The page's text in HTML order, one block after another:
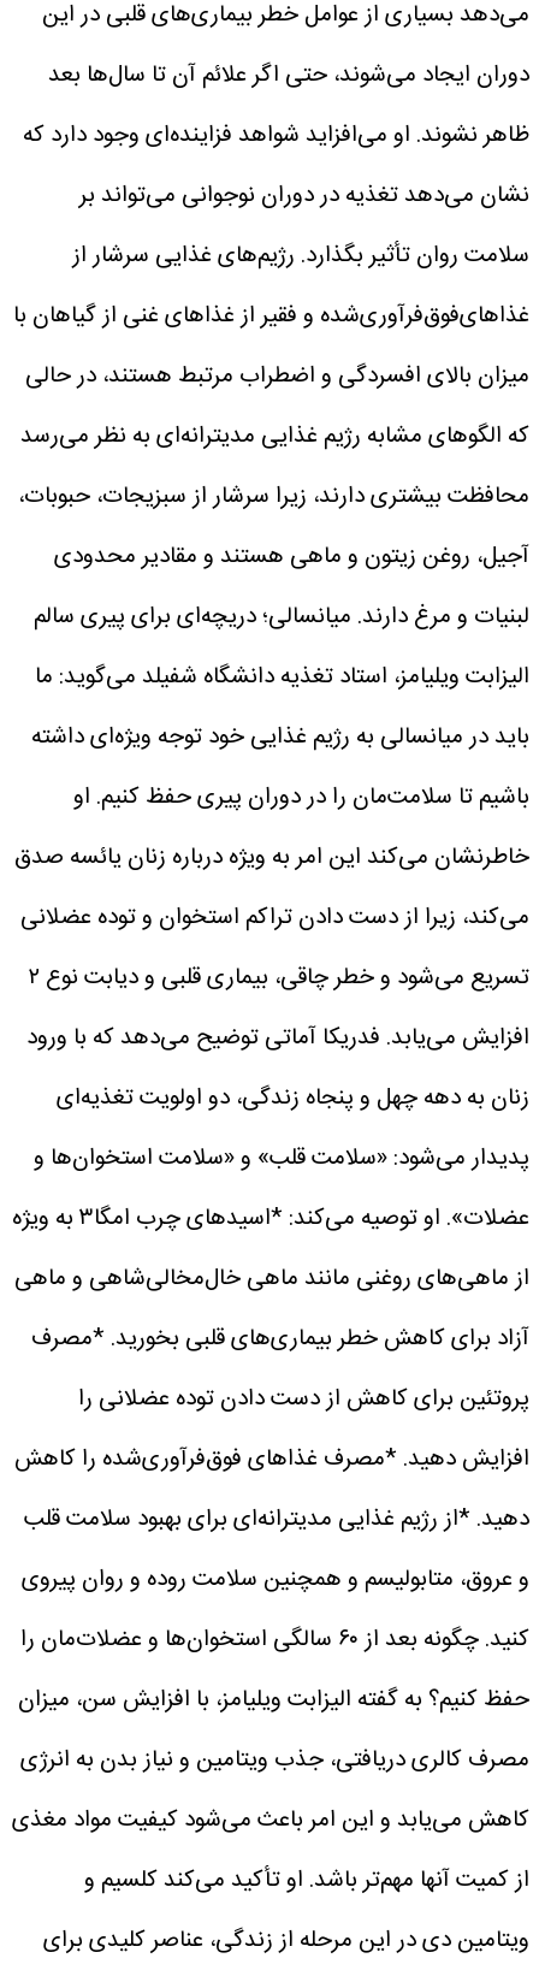
می‌دهد بسیاری از عوامل خطر بیماری‌های قلبی در این
دوران ایجاد می‌شوند، حتی اگر علائم آن تا سال‌ها بعد
ظاهر نشوند. او می‌افزاید شواهد فزاینده‌ای وجود دارد که
نشان می‌دهد تغذیه در دوران نوجوانی می‌تواند بر
سلامت روان تأثیر بگذارد. رژیم‌های غذایی سرشار از
غذاهای‌فوق‌فرآوری‌شده و فقیر از غذاهای غنی از گیاهان با
میزان بالای افسردگی و اضطراب مرتبط هستند، در حالی
که الگوهای مشابه رژیم غذایی مدیترانه‌ای به نظر می‌رسد
محافظت بیشتری دارند، زیرا سرشار از سبزیجات، حبوبات،
آجیل، روغن زیتون و ماهی هستند و مقادیر محدودی
لبنیات و مرغ دارند. میانسالی؛ دریچه‌ای برای پیری سالم
الیزابت ویلیامز، استاد تغذیه دانشگاه شفیلد می‌گوید: ما
باید در میانسالی به رژیم غذایی خود توجه ویژه‌ای داشته
باشیم تا سلامت‌مان را در دوران پیری حفظ کنیم. او
خاطرنشان می‌کند این امر به ویژه درباره زنان یائسه صدق
می‌کند، زیرا از دست دادن تراکم استخوان و توده عضلانی
تسریع می‌شود و خطر چاقی، بیماری قلبی و دیابت نوع ۲
افزایش می‌یابد. فدریکا آماتی توضیح می‌دهد که با ورود
زنان به دهه چهل و پنجاه زندگی، دو اولویت تغذیه‌ای
پدیدار می‌شود: «سلامت قلب» و «سلامت استخوان‌ها و
عضلات». او توصیه می‌کند:
*اسیدهای چرب امگا۳ به ویژه
از ماهی‌های روغنی مانند ماهی خال‌مخالی‌شاهی و ماهی
آزاد برای کاهش خطر بیماری‌های قلبی بخورید. *مصرف
پروتئین برای کاهش از دست دادن توده عضلانی را
افزایش دهید. *مصرف غذاهای فوق‌فرآوری‌شده را کاهش
دهید. *از رژیم غذایی مدیترانه‌ای برای بهبود سلامت قلب
و عروق، متابولیسم و ​​همچنین سلامت روده و روان پیروی
کنید.
چگونه بعد از ۶۰ سالگی استخوان‌ها و عضلات‌مان را
حفظ کنیم؟ به گفته الیزابت ویلیامز، با افزایش سن، میزان
مصرف کالری دریافتی، جذب ویتامین و نیاز بدن به انرژی
کاهش می‌یابد و این امر باعث می‌شود کیفیت مواد مغذی
از کمیت آنها مهم‌تر باشد. او تأکید می‌کند کلسیم و
ویتامین دی در این مرحله از زندگی، عناصر کلیدی برای